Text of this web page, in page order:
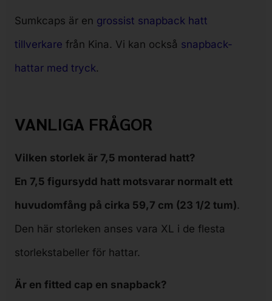
Sumkcaps är en grossist snapback hatt
tillverkare från Kina. Vi kan också snapback-
hattar med tryck.
VANLIGA FRÅGOR
Vilken storlek är 7,5 monterad hatt?
En 7,5 figursydd hatt motsvarar normalt ett
huvudomfång på cirka 59,7 cm (23 1/2 tum).
Den här storleken anses vara XL i de flesta
storlekstabeller för hattar.
Är en fitted cap en snapback?